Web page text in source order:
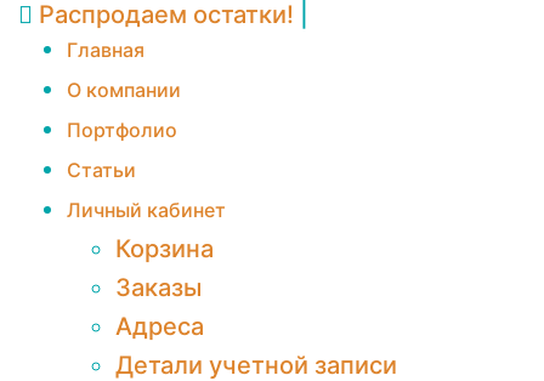
Распродаем остатки!
Главная
О компании
Портфолио
Статьи
Личный кабинет
Корзина
Заказы
Адреса
Детали учетной записи